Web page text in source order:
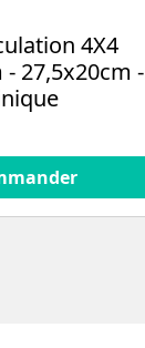
4X4
27,5x20cm -